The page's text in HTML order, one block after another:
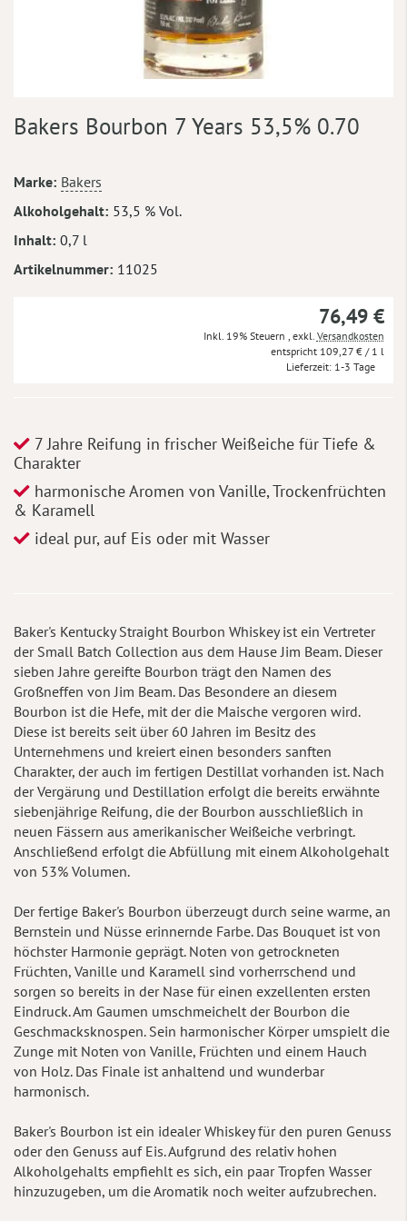
Anfang
springen
Bakers Bourbon 7 Years 53,5% 0.70
Mehr
Informationen
Marke Bakers
Alkoholgehalt 53,5 % Vol.
Inhalt 0,7 l
Artikelnummer 11025
76,49 €
Inkl. 19% Steuern exkl. Versandkosten
109,27 € / 1 l
Lieferzeit 1-3 Tage
7 Jahre Reifung in frischer Weißeiche für Tiefe &
Charakter
harmonische Aromen von Vanille, Trockenfrüchten
& Karamell
ideal pur, auf Eis oder mit Wasser
Baker's Kentucky Straight Bourbon Whiskey ist ein Vertreter
der Small Batch Collection aus dem Hause Jim Beam. Dieser
sieben Jahre gereifte Bourbon trägt den Namen des
Großneffen von Jim Beam. Das Besondere an diesem
Bourbon ist die Hefe, mit der die Maische vergoren wird.
Diese ist bereits seit über 60 Jahren im Besitz des
Unternehmens und kreiert einen besonders sanften
Charakter, der auch im fertigen Destillat vorhanden ist. Nach
der Vergärung und Destillation erfolgt die bereits erwähnte
siebenjährige Reifung, die der Bourbon ausschließlich in
neuen Fässern aus amerikanischer Weißeiche verbringt.
Anschließend erfolgt die Abfüllung mit einem Alkoholgehalt
von 53% Volumen.
Der fertige Baker's Bourbon überzeugt durch seine warme, an
Bernstein und Nüsse erinnernde Farbe. Das Bouquet ist von
höchster Harmonie geprägt. Noten von getrockneten
Früchten, Vanille und Karamell sind vorherrschend und
sorgen so bereits in der Nase für einen exzellenten ersten
Eindruck. Am Gaumen umschmeichelt der Bourbon die
Geschmacksknospen. Sein harmonischer Körper umspielt die
Zunge mit Noten von Vanille, Früchten und einem Hauch
von Holz. Das Finale ist anhaltend und wunderbar
harmonisch.
Baker's Bourbon ist ein idealer Whiskey für den puren Genuss
oder den Genuss auf Eis. Aufgrund des relativ hohen
Alkoholgehalts empfiehlt es sich, ein paar Tropfen Wasser
hinzuzugeben, um die Aromatik noch weiter aufzubrechen.